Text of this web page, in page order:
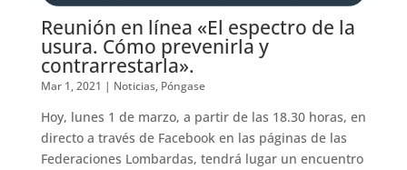
Reunión en línea «El espectro de la
usura. Cómo prevenirla y
contrarrestarla».
Mar 1, 2021 | Noticias, Póngase
Hoy, lunes 1 de marzo, a partir de las 18.30 horas, en
directo a través de Facebook en las páginas de las
Federaciones Lombardas, tendrá lugar un encuentro